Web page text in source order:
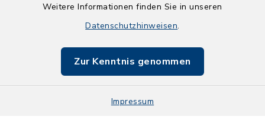
Weitere Informationen finden Sie in unseren
Datenschutzhinweisen.
Zur Kenntnis genommen
Impressum
Kontakt
Datenschutz
Impressum